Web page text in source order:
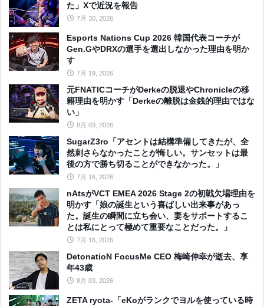
た」Xで近況を報告
7月 30, 2026
Esports Nations Cup 2026 韓国代表コーチが
Gen.GやDRXの選手を選出しなかった理由を明か
す
7月 19, 2026
元FNATICコーチがDerkeの脱退やChronicleの移
籍理由を明かす「Derkeの離脱は金銭的理由ではな
い」
8月 03, 2026
SugarZ3ro「アセントは結構準備してきたが、全
然刺さらなかったことが悔しい。サンセットは最
後の方で勝ち切ることができなかった。」
7月 16, 2026
nAtsがVCT EMEA 2026 Stage 2の初戦欠場理由を
明かす「娘の誕生という喜ばしい出来事があっ
た。誕生の瞬間に立ち会い、妻をサポートするこ
とは私にとって極めて重要なことだった。」
7月 16, 2026
DetonatioN FocusMe CEO 梅崎伸幸が逝去、享
年43歳
8月 03, 2026
ZETA ryota-「eKoがランクでヨルを使っている時